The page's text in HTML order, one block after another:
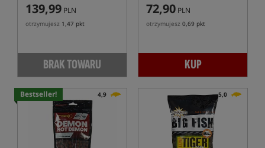
139,99 PLN
otrzymujesz 1,47 pkt
BRAK TOWARU
72,90 PLN
otrzymujesz 0,69 pkt
KUP
Bestseller! 4,9 5,0